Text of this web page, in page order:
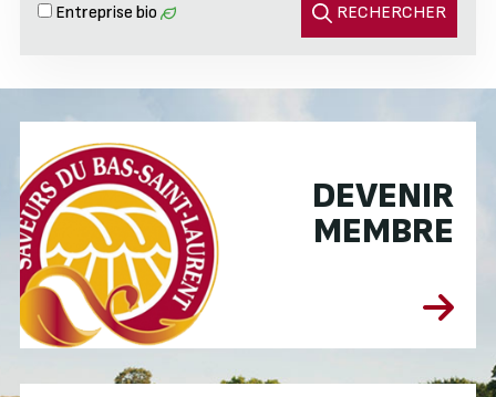
Entreprise bio RECHERCHER
DEVENIR
MEMBRE